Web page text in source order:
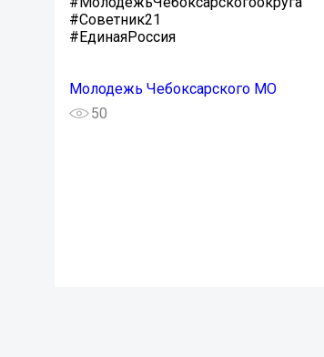
#Советник21
#ЕдинаяРоссия
Молодежь Чебоксарского МО
50